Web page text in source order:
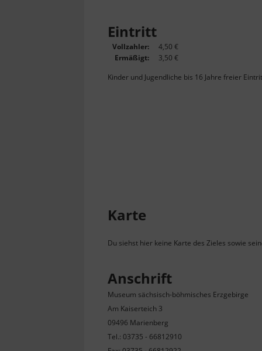
Eintritt
Vollzahler:
4,50 €
Ermäßigt:
3,50 €
Kinder und Jugendliche bis 16 Jahre freier
Karte
Du siehst hier keine Karte des Zieles sowie
Anschrift
Museum sächsisch-böhmisches Erzgebirge
Am Kaiserteich 3
09496 Marienberg
Tel.: 03735 - 66812910